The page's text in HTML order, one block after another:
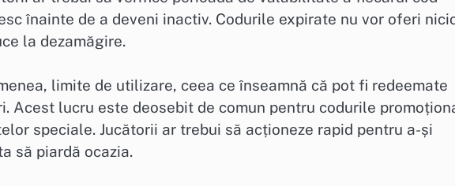
înainte de a deveni inactiv. Codurile expirate nu vor oferi
la dezamăgire.
limite de utilizare, ceea ce înseamnă că pot fi redeemate
Acest lucru este deosebit de comun pentru codurile
speciale. Jucătorii ar trebui să acționeze rapid pentru a-și
să piardă ocazia.